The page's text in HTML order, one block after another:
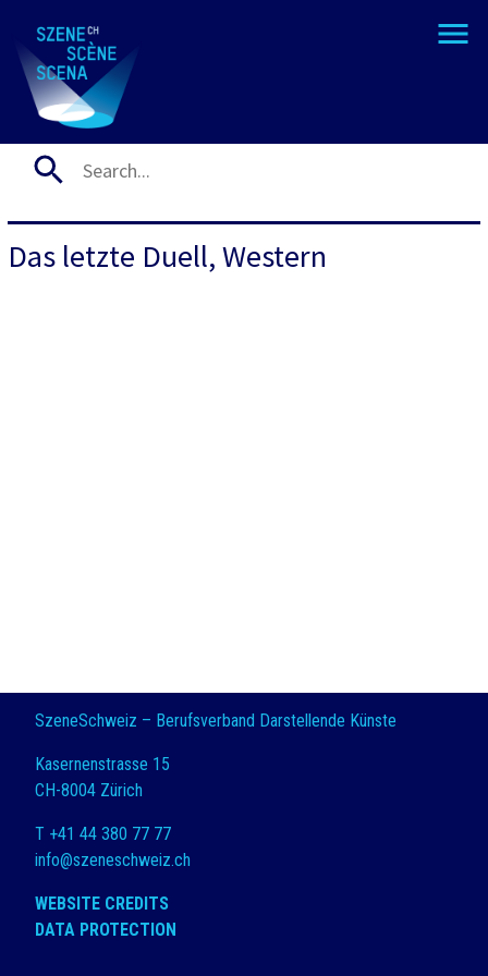
Das letzte Duell, Western
SzeneSchweiz – Berufsverband Darstellende Künste
Kasernenstrasse 15
CH-8004 Zürich
T +41 44 380 77 77
info@szeneschweiz.ch
WEBSITE CREDITS
DATA PROTECTION